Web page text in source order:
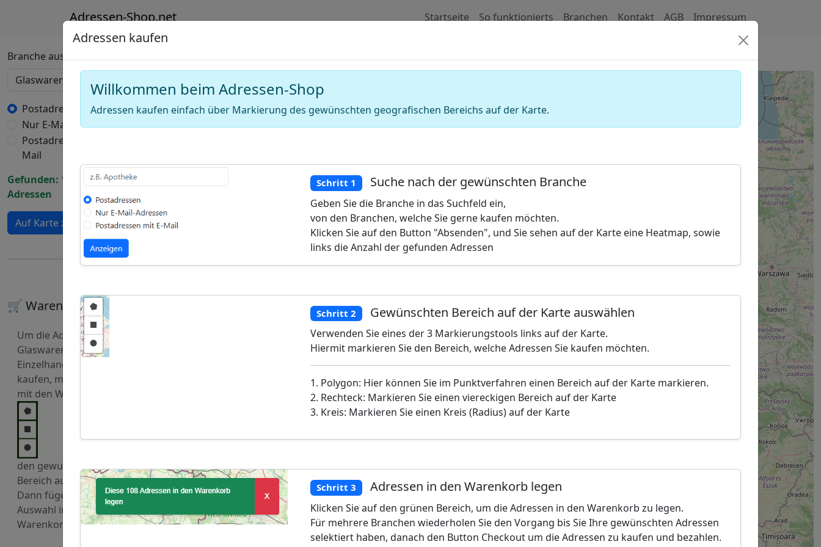
Adressen-Shop.net Startseite So funktionierts Branchen Kontakt AGB Impressum
Branche auswählen
Postadressen
Nur E-Mail-Adressen
Postadressen mit E-
Mail
Gefunden: 1232
Adressen
Auf Karte zeigen
🛒 Warenkorb
Um die Adressen von
Glaswaren
Einzelhandel zu
kaufen, markieren Sie
mit den Werkzeugen
den gewuenschten
Bereich auf der Karte.
Dann fügen Sie diese
Auswahl in den
Warenkorb hinzu.
Deutschland Karte für Adressen von Glaswaren Einzelhandel (Glaswarenhandel)
+
−
polygon
a
Draw
layers
Delete
Adressen kaufen
Willkommen beim Adressen-Shop
Adressen kaufen einfach über Markierung des gewünschten geografischen Bereichs auf der Karte.
Schritt 1 Suche nach der gewünschten Branche
Geben Sie die Branche in das Suchfeld ein,
von den Branchen, welche Sie gerne kaufen möchten.
Klicken Sie auf den Button "Absenden", und Sie sehen auf der Karte eine Heatmap, sowie
links die Anzahl der gefunden Adressen
Schritt 2 Gewünschten Bereich auf der Karte auswählen
Verwenden Sie eines der 3 Markierungstools links auf der Karte.
Hiermit markieren Sie den Bereich, welche Adressen Sie kaufen möchten.
1. Polygon: Hier können Sie im Punktverfahren einen Bereich auf der Karte markieren.
2. Rechteck: Markieren Sie einen viereckigen Bereich auf der Karte
3. Kreis: Markieren Sie einen Kreis (Radius) auf der Karte
Schritt 3 Adressen in den Warenkorb legen
Klicken Sie auf den grünen Bereich, um die Adressen in den Warenkorb zu legen.
Für mehrere Branchen wiederholen Sie den Vorgang bis Sie Ihre gewünschten Adressen
selektiert haben, danach den Button Checkout um die Adressen zu kaufen und bezahlen.